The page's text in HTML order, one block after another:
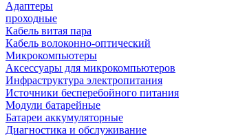
Адаптеры
проходные
Кабель витая пара
Кабель волоконно-оптический
Микрокомпьютеры
Аксессуары для микрокомпьютеров
Инфраструктура электропитания
Источники бесперебойного питания
Модули батарейные
Батареи аккумуляторные
Диагностика и обслуживание